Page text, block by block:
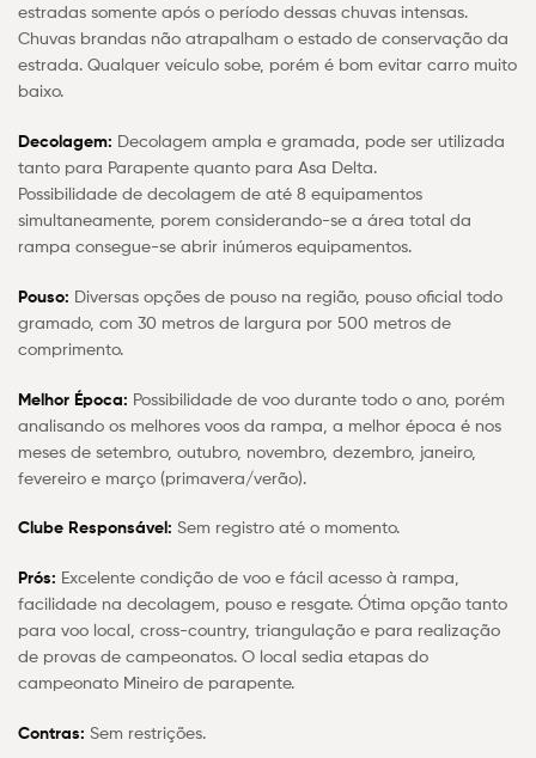
estradas somente após o período dessas chuvas intensas.
Chuvas brandas não atrapalham o estado de conservação da
estrada. Qualquer veículo sobe, porém é bom evitar carro muito
baixo.
Decolagem: Decolagem ampla e gramada, pode ser utilizada
tanto para Parapente quanto para Asa Delta.
Possibilidade de decolagem de até 8 equipamentos
simultaneamente, porem considerando-se a área total da
rampa consegue-se abrir inúmeros equipamentos.
Pouso: Diversas opções de pouso na região, pouso oficial todo
gramado, com 30 metros de largura por 500 metros de
comprimento.
Melhor Época: Possibilidade de voo durante todo o ano, porém
analisando os melhores voos da rampa, a melhor época é nos
meses de setembro, outubro, novembro, dezembro, janeiro,
fevereiro e março (primavera/verão).
Clube Responsável: Sem registro até o momento.
Prós: Excelente condição de voo e fácil acesso à rampa,
facilidade na decolagem, pouso e resgate. Ótima opção tanto
para voo local, cross-country, triangulação e para realização
de provas de campeonatos. O local sedia etapas do
campeonato Mineiro de parapente.
Contras: Sem restrições.